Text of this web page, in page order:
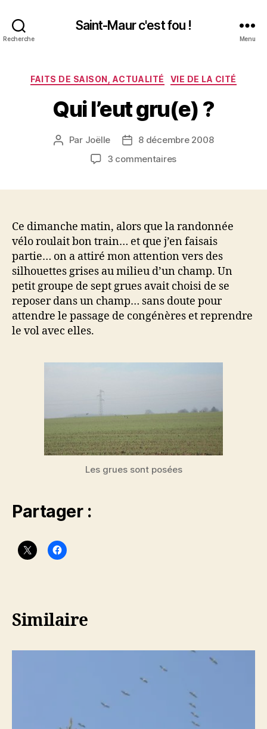
Recherche
Saint-Maur c'est fou !
Menu
Catégories
FAITS DE SAISON, ACTUALITÉ VIE DE LA CITÉ
Qui l’eut gru(e) ?
Auteur
Par Joëlle
Date8 décembre 2008
3 commentairessur
Ce dimanche matin, alors que la randonnée
vélo roulait bon train… et que j’en faisais
partie… on a attiré mon attention vers des
silhouettes grises au milieu d’un champ. Un
petit groupe de sept grues avait choisi de se
reposer dans un champ… sans doute pour
attendre le passage de congénères et reprendre
le vol avec elles.
Les grues sont posées
Partager :
Similaire